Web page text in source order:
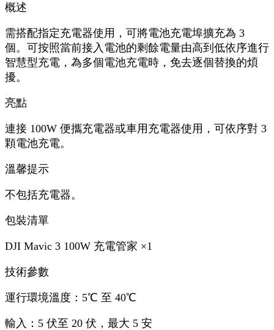
概述
需搭配指定充電器使用，可將電池充電埠擴充為 3
個。可按照當前接入電池的剩餘電量由高到低依序進行
智慧型充電，為多個電池充電時，免去逐個替換的煩
擾。
亮點
連接 100W 便攜充電器或車用充電器使用，可依序對 3
顆電池充電。
溫馨提示
不包括充電器。
包裝清單
DJI Mavic 3 100W 充電管家 ×1
技術參數
運行環境溫度：5℃ 至 40℃
輸入：5 伏至 20 伏，最大 5 安